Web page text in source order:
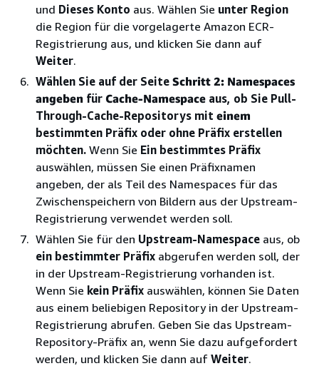
und Dieses Konto aus. Wählen Sie unter Region
die Region für die vorgelagerte Amazon ECR-
Registrierung aus, und klicken Sie dann auf
Weiter.
Wählen Sie auf der Seite Schritt 2: Namespaces
angeben für Cache-Namespace aus, ob Sie Pull-
Through-Cache-Repositorys mit einem
bestimmten Präfix oder ohne Präfix erstellen
möchten. Wenn Sie Ein bestimmtes Präfix
auswählen, müssen Sie einen Präfixnamen
angeben, der als Teil des Namespaces für das
Zwischenspeichern von Bildern aus der Upstream-
Registrierung verwendet werden soll.
Wählen Sie für den Upstream-Namespace aus, ob
ein bestimmter Präfix abgerufen werden soll, der
in der Upstream-Registrierung vorhanden ist.
Wenn Sie kein Präfix auswählen, können Sie Daten
aus einem beliebigen Repository in der Upstream-
Registrierung abrufen. Geben Sie das Upstream-
Repository-Präfix an, wenn Sie dazu aufgefordert
werden, und klicken Sie dann auf Weiter.